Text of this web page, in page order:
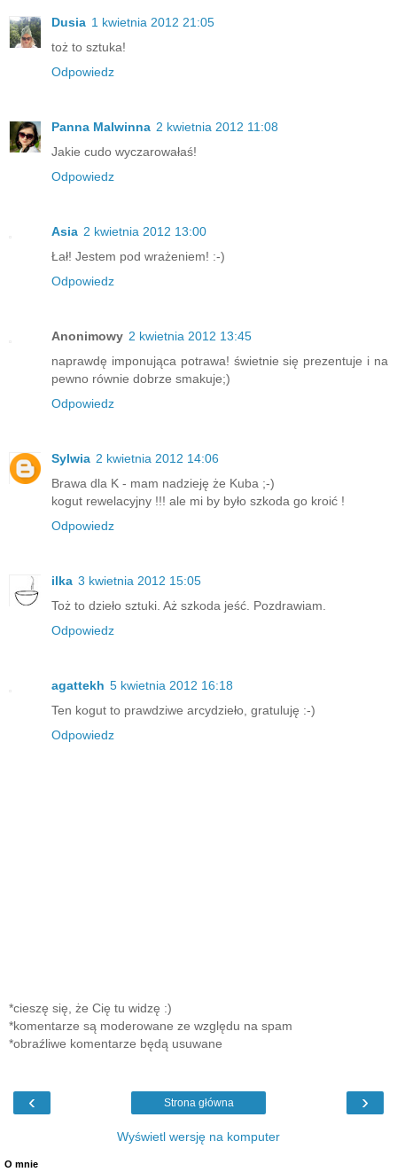
Dusia 1 kwietnia 2012 21:05
toż to sztuka!
Odpowiedz
Panna Malwinna 2 kwietnia 2012 11:08
Jakie cudo wyczarowałaś!
Odpowiedz
Asia 2 kwietnia 2012 13:00
Łał! Jestem pod wrażeniem! :-)
Odpowiedz
Anonimowy 2 kwietnia 2012 13:45
naprawdę imponująca potrawa! świetnie się prezentuje i na
pewno równie dobrze smakuje;)
Odpowiedz
Sylwia 2 kwietnia 2012 14:06
Brawa dla K - mam nadzieję że Kuba ;-)
kogut rewelacyjny !!! ale mi by było szkoda go kroić !
Odpowiedz
ilka 3 kwietnia 2012 15:05
Toż to dzieło sztuki. Aż szkoda jeść. Pozdrawiam.
Odpowiedz
agattekh 5 kwietnia 2012 16:18
Ten kogut to prawdziwe arcydzieło, gratuluję :-)
Odpowiedz
*cieszę się, że Cię tu widzę :)
*komentarze są moderowane ze względu na spam
*obraźliwe komentarze będą usuwane
‹ ›
Strona główna
Wyświetl wersję na komputer
O mnie